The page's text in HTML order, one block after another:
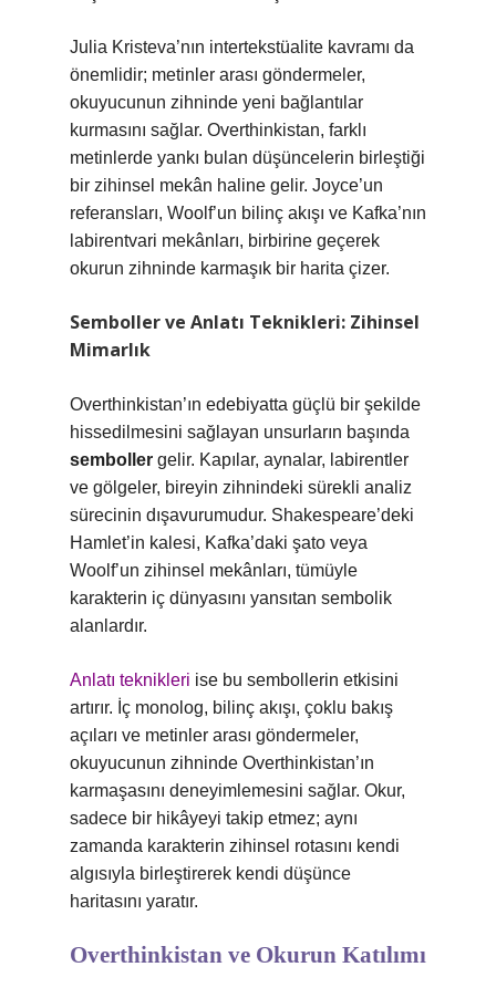
Julia Kristeva’nın intertekstüalite kavramı da
önemlidir; metinler arası göndermeler,
okuyucunun zihninde yeni bağlantılar
kurmasını sağlar. Overthinkistan, farklı
metinlerde yankı bulan düşüncelerin birleştiği
bir zihinsel mekân haline gelir. Joyce’un
referansları, Woolf’un bilinç akışı ve Kafka’nın
labirentvari mekânları, birbirine geçerek
okurun zihninde karmaşık bir harita çizer.
Semboller ve Anlatı Teknikleri: Zihinsel
Mimarlık
Overthinkistan’ın edebiyatta güçlü bir şekilde
hissedilmesini sağlayan unsurların başında
semboller gelir. Kapılar, aynalar, labirentler
ve gölgeler, bireyin zihnindeki sürekli analiz
sürecinin dışavurumudur. Shakespeare’deki
Hamlet’in kalesi, Kafka’daki şato veya
Woolf’un zihinsel mekânları, tümüyle
karakterin iç dünyasını yansıtan sembolik
alanlardır.
Anlatı teknikleri ise bu sembollerin etkisini
artırır. İç monolog, bilinç akışı, çoklu bakış
açıları ve metinler arası göndermeler,
okuyucunun zihninde Overthinkistan’ın
karmaşasını deneyimlemesini sağlar. Okur,
sadece bir hikâyeyi takip etmez; aynı
zamanda karakterin zihinsel rotasını kendi
algısıyla birleştirerek kendi düşünce
haritasını yaratır.
Overthinkistan ve Okurun Katılımı